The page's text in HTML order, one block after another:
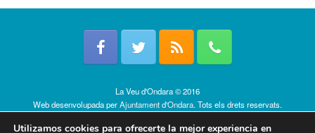
La Veu d'Ondara © 2016
Web desenvolupada perAjuntament d'Ondara. Tots els drets reservats.
Utilizamos cookies para ofrecerte la mejor experiencia en